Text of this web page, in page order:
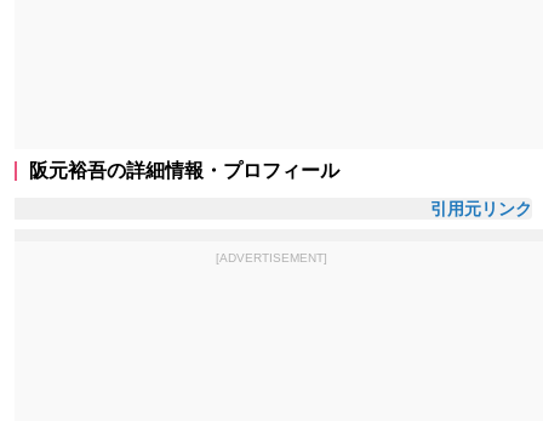
阪元裕吾の詳細情報・プロフィール
引用元リンク
[ADVERTISEMENT]